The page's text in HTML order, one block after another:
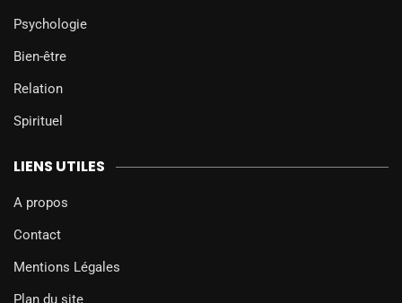
Psychologie
Bien-être
Relation
Spirituel
LIENS UTILES
A propos
Contact
Mentions Légales
Plan du site